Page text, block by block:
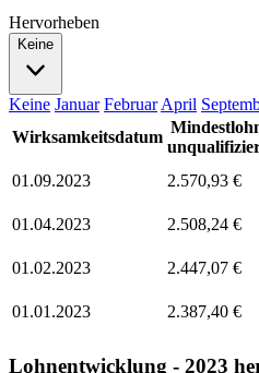
Hervorheben
Keine
Keine Januar Februar April
Wirksamkeitsdatum
01.09.2023
2.570,93 €
01.04.2023
2.508,24 €
01.02.2023
2.447,07 €
01.01.2023
2.387,40 €
Lohnentwicklung - 2023